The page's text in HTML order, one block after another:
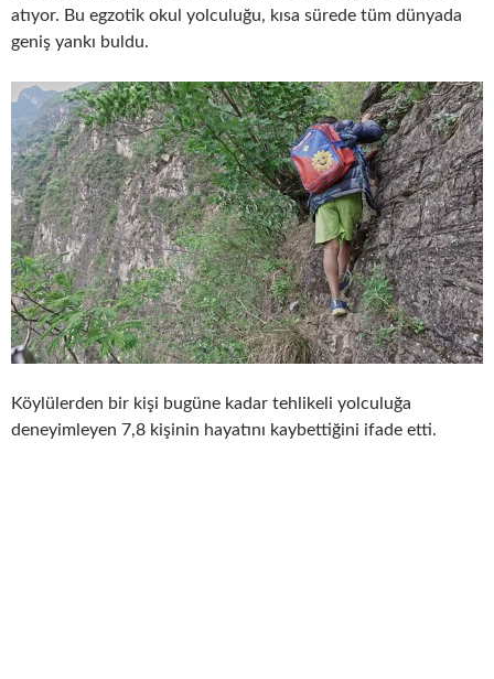
atıyor. Bu egzotik okul yolculuğu, kısa sürede tüm dünyada
geniş yankı buldu.
Köylülerden bir kişi bugüne kadar tehlikeli yolculuğa
deneyimleyen 7,8 kişinin hayatını kaybettiğini ifade etti.